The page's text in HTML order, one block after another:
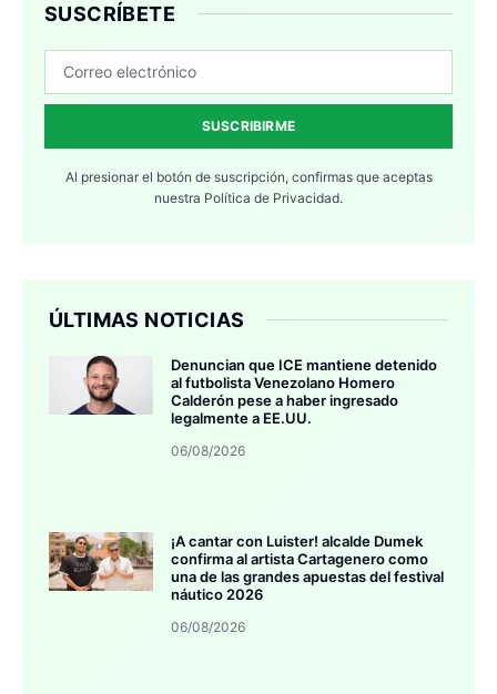
SUSCRÍBETE
SUSCRIBIRME
Al presionar el botón de suscripción, confirmas que aceptas
nuestra Política de Privacidad.
ÚLTIMAS NOTICIAS
Denuncian que ICE mantiene detenido
al futbolista Venezolano Homero
Calderón pese a haber ingresado
legalmente a EE.UU.
06/08/2026
¡A cantar con Luister! alcalde Dumek
confirma al artista Cartagenero como
una de las grandes apuestas del festival
náutico 2026
06/08/2026